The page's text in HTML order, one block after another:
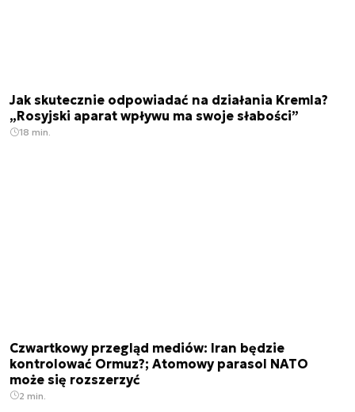
Jak skutecznie odpowiadać na działania Kremla?
„Rosyjski aparat wpływu ma swoje słabości”
18 min.
Czwartkowy przegląd mediów: Iran będzie
kontrolować Ormuz?; Atomowy parasol NATO
może się rozszerzyć
2 min.